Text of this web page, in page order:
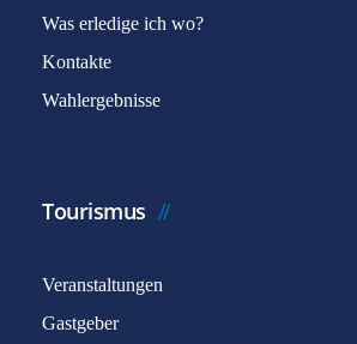
Was erledige ich wo?
Kontakte
Wahlergebnisse
Tourismus
Veranstaltungen
Gastgeber